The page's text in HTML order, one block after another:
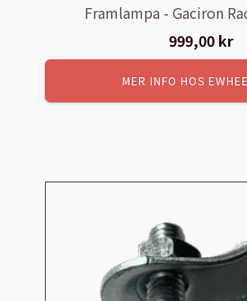
Framlampa - Gaciron
999,00 kr
MER INFO HOS